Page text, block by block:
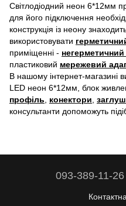
Світлодіодний неон 6*12мм
для його підключення
конструкція із неону
використовувати
приміщенні - негерметичний
пластиковий мережевий
В нашому інтернет-магазині
LED неон 6*12мм, блок
профіль
конектори
консультанти допоможуть
093-389-11-26